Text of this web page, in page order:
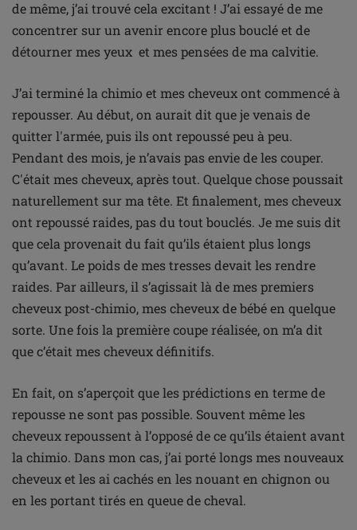
de même, j’ai trouvé cela excitant ! J’ai essayé de me
concentrer sur un avenir encore plus bouclé et de
détourner mes yeux et mes pensées de ma calvitie.
J’ai terminé la chimio et mes cheveux ont commencé à
repousser. Au début, on aurait dit que je venais de
quitter l'armée, puis ils ont repoussé peu à peu.
Pendant des mois, je n’avais pas envie de les couper.
C'était mes cheveux, après tout. Quelque chose poussait
naturellement sur ma tête. Et finalement, mes cheveux
ont repoussé raides, pas du tout bouclés. Je me suis dit
que cela provenait du fait qu’ils étaient plus longs
qu’avant. Le poids de mes tresses devait les rendre
raides. Par ailleurs, il s’agissait là de mes premiers
cheveux post-chimio, mes cheveux de bébé en quelque
sorte. Une fois la première coupe réalisée, on m’a dit
que c’était mes cheveux définitifs.
En fait, on s’aperçoit que les prédictions en terme de
repousse ne sont pas possible. Souvent même les
cheveux repoussent à l’opposé de ce qu’ils étaient avant
la chimio. Dans mon cas, j’ai porté longs mes nouveaux
cheveux et les ai cachés en les nouant en chignon ou
en les portant tirés en queue de cheval.